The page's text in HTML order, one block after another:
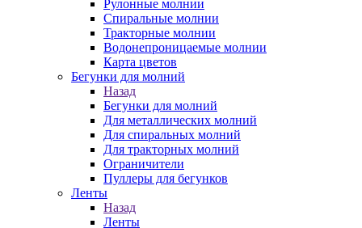
Рулонные молнии
Спиральные молнии
Тракторные молнии
Водонепроницаемые молнии
Карта цветов
Бегунки для молний
Назад
Бегунки для молний
Для металлических молний
Для спиральных молний
Для тракторных молний
Ограничители
Пуллеры для бегунков
Ленты
Назад
Ленты